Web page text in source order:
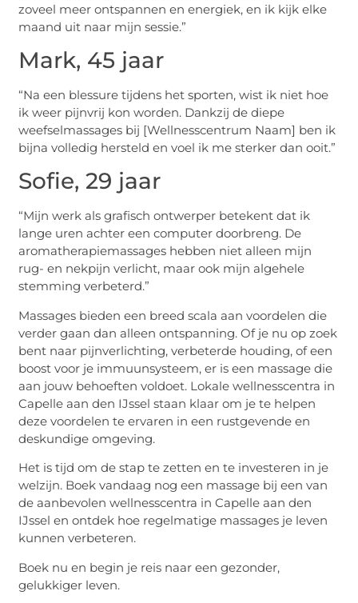
zoveel meer ontspannen en energiek, en ik kijk elke
maand uit naar mijn sessie.”
Mark, 45 jaar
“Na een blessure tijdens het sporten, wist ik niet hoe
ik weer pijnvrij kon worden. Dankzij de diepe
weefselmassages bij [Wellnesscentrum Naam] ben ik
bijna volledig hersteld en voel ik me sterker dan ooit.”
Sofie, 29 jaar
“Mijn werk als grafisch ontwerper betekent dat ik
lange uren achter een computer doorbreng. De
aromatherapiemassages hebben niet alleen mijn
rug- en nekpijn verlicht, maar ook mijn algehele
stemming verbeterd.”
Massages bieden een breed scala aan voordelen die
verder gaan dan alleen ontspanning. Of je nu op zoek
bent naar pijnverlichting, verbeterde houding, of een
boost voor je immuunsysteem, er is een massage die
aan jouw behoeften voldoet. Lokale wellnesscentra in
Capelle aan den IJssel staan klaar om je te helpen
deze voordelen te ervaren in een rustgevende en
deskundige omgeving.
Het is tijd om de stap te zetten en te investeren in je
welzijn. Boek vandaag nog een massage bij een van
de aanbevolen wellnesscentra in Capelle aan den
IJssel en ontdek hoe regelmatige massages je leven
kunnen verbeteren.
Boek nu en begin je reis naar een gezonder,
gelukkiger leven.